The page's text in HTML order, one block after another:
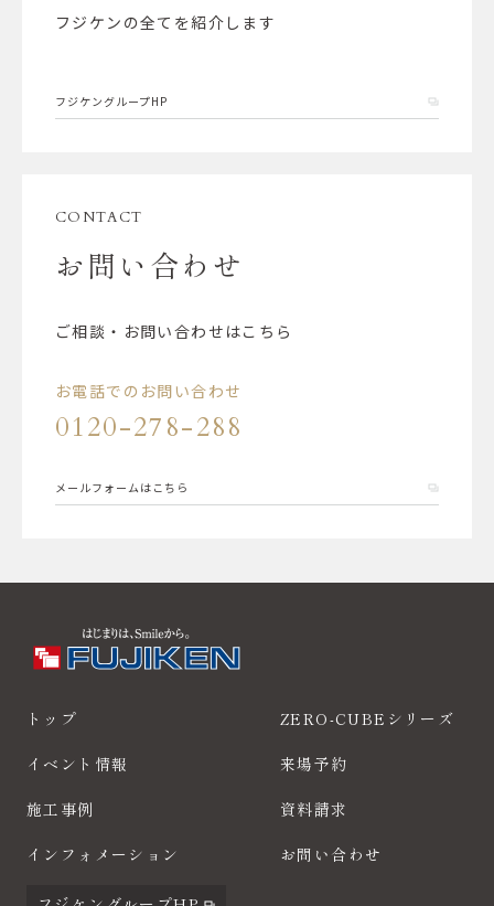
フジケンの全てを紹介します
フジケングループHP
CONTACT
お問い合わせ
ご相談・お問い合わせはこちら
お電話でのお問い合わせ
0120-278-288
メールフォームはこちら
トップ
イベント情報
施工事例
インフォメーション
ZERO-CUBEシリーズ
来場予約
資料請求
お問い合わせ